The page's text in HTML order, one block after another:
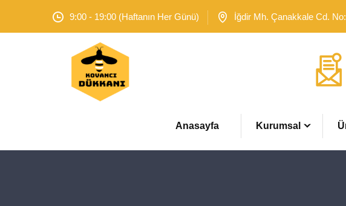
9:00 - 19:00 (Haftanın Her Günü) İğdir Mh. Çanakkale Cd.
Anasayfa Kurumsal